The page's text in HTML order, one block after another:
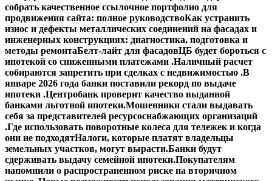
собрать качественное ссылочное портфолио для
продвижения сайта: полное руководствоКак устранить
износ и дефекты металлических соединений на фасадах и
инженерных конструкциях: диагностика, подготовка и
методы ремонтаБелт-лайт для фасадовЦБ будет бороться с
ипотекой со сниженными платежами .Наличный расчет
собираются запретить при сделках с недвижимостью .В
январе 2026 года банки поставили рекорд по выдаче
ипотеки .Центробанк проверит качество выданной
банками льготной ипотеки.Мошенники стали выдавать
себя за представителей ресурсоснабжающих организаций
.Где использовать поворотные колеса для тележек и когда
они не подходятНалоги, которые платят владельцы
земельных участков, могут вырасти.Банки будут
сдерживать выдачу семейной ипотеки.Покупателям
напомнили о распространенном риске на вторичном